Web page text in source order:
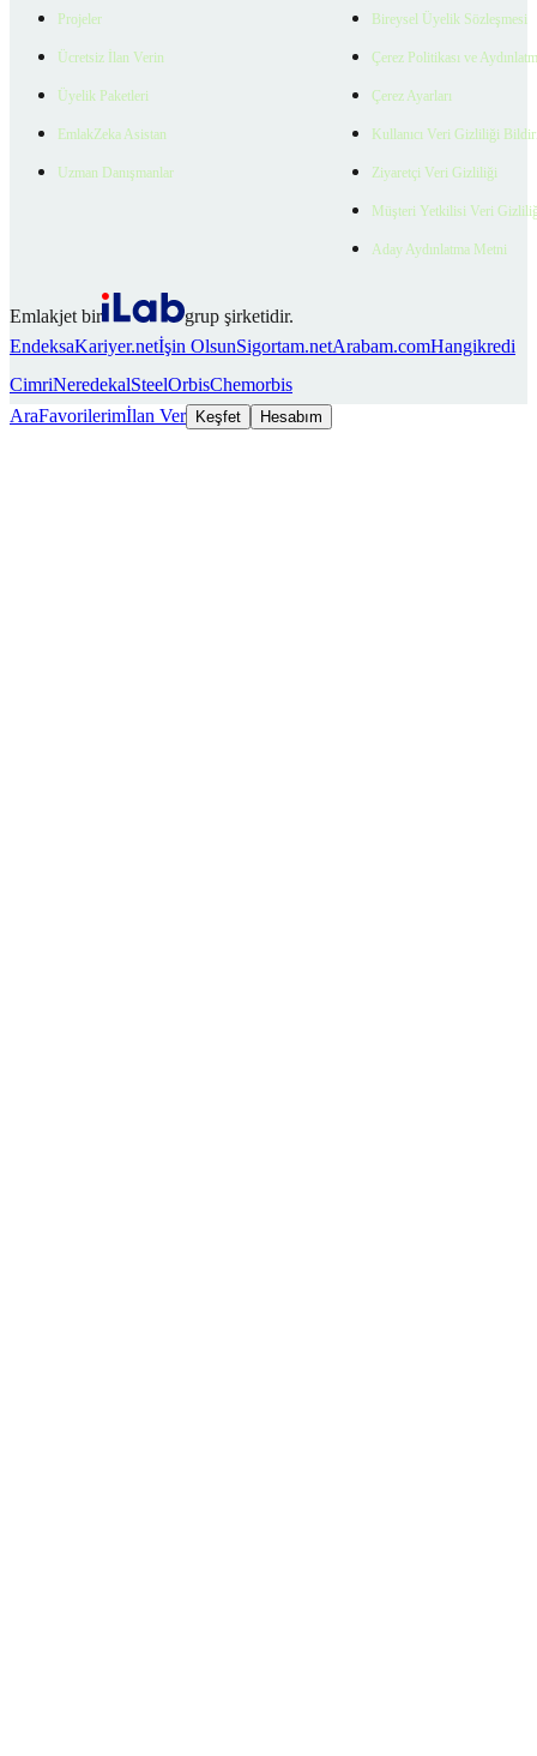
Projeler
Ücretsiz İlan Verin
Üyelik Paketleri
EmlakZeka Asistan
Uzman Danışmanlar
Bireysel Üyelik Sözleşmesi
Çerez Politikası ve
Çerez Ayarları
Kullanıcı Veri Gizliliği
Ziyaretçi Veri Gizliliği
Müşteri Yetkilisi Veri
Aday Aydınlatma Metni
Emlakjet bir
grup şirketidir.
EndeksaKariyer.netİşin OlsunSigortam.netArabam.comHangikredi
CimriNeredekalSteelOrbisChemorbis
AraFavorilerimİlan Ver Keşfet Hesabım